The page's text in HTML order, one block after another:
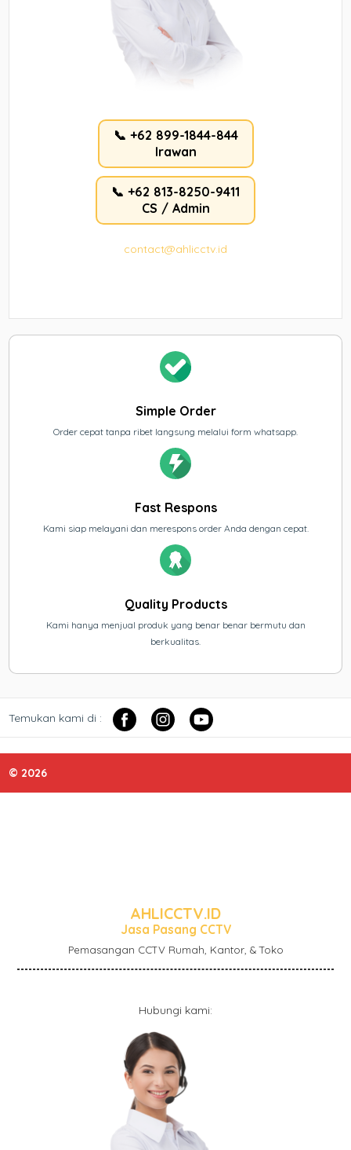
📞 +62 899-1844-844
Irawan
📞 +62 813-8250-9411
CS / Admin
contact@ahlicctv.id
Simple Order
Order cepat tanpa ribet langsung melalui form whatsapp.
Fast Respons
Kami siap melayani dan merespons order Anda dengan cepat.
Quality Products
Kami hanya menjual produk yang benar benar bermutu dan
berkualitas.
Temukan kami di :
© 2026
AHLICCTV.ID
Jasa Pasang CCTV
Pemasangan CCTV Rumah, Kantor, & Toko
Hubungi kami: